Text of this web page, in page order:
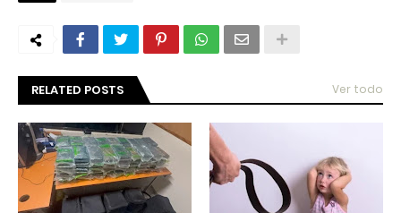
RELATED POSTS Ver todo